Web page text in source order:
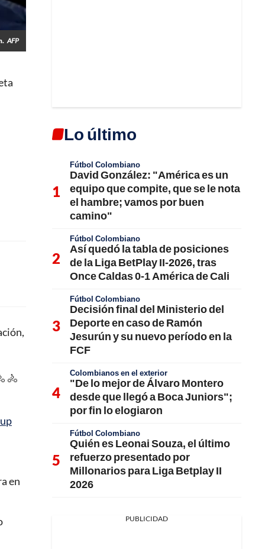
AFP
🚴
en
Lo último
Fútbol Colombiano
David González: "América es un
equipo que compite, que se le nota
el hambre; vamos por buen
camino"
Fútbol Colombiano
Así quedó la tabla de posiciones
de la Liga BetPlay II-2026, tras
Once Caldas 0-1 América de Cali
Fútbol Colombiano
Decisión final del Ministerio del
Deporte en caso de Ramón
Jesurún y su nuevo período en la
FCF
Colombianos en el exterior
"De lo mejor de Álvaro Montero
desde que llegó a Boca Juniors";
por fin lo elogiaron
Fútbol Colombiano
Quién es Leonai Souza, el último
refuerzo presentado por
Millonarios para Liga Betplay II
2026
PUBLICIDAD